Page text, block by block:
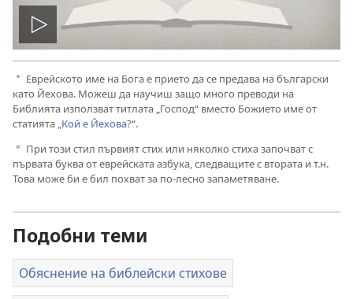
Пусни
видео
a Еврейското име на Бога е прието да се предава на български
като Йехова. Можеш да научиш защо много преводи на
Библията използват титлата „Господ“ вместо Божието име от
статията „Кой е Йехова?“.
b При този стил първият стих или няколко стиха започват с
първата буква от еврейската азбука, следващите с втората и т.н.
Това може би е бил похват за по-лесно запаметяване.
Подобни теми
Обяснение на библейски стихове